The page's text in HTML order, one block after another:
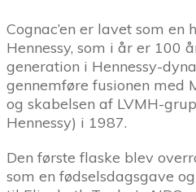
Cognac’en er lavet som en
Hennessy, som i år er 100
generation i Hennessy-
gennemføre fusionen med
og skabelsen af LVMH-
Hennessy) i 1987.
Den første flaske blev
som en fødselsdagsgave